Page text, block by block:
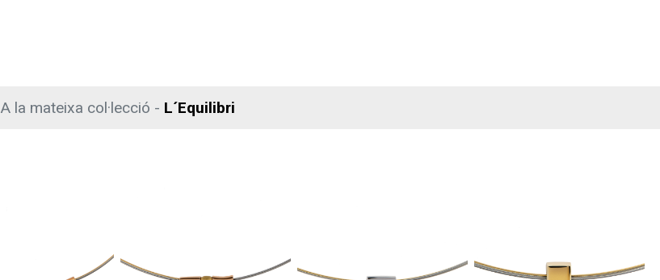
A la mateixa col·lecció - L´Equilibri